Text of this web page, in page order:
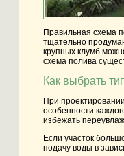
Правильная схема
тщательно
крупных клумб
схема полива
Как выбрать
При
особенности
избежать
Если участок
подачу воды в